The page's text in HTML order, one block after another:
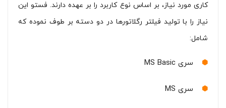
کاری مورد نیاز، بر اساس نوع کاربرد را بر عهده دارند. فستو این
نیاز را با تولید فیلتر رگلاتورها در دو دسته بر طوف نموده که
شامل‌:
سری MS Basic
سری MS